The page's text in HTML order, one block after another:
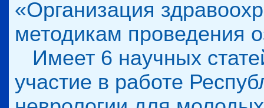
«Организация
методикам проведения
Имеет 6 научных
участие в работе